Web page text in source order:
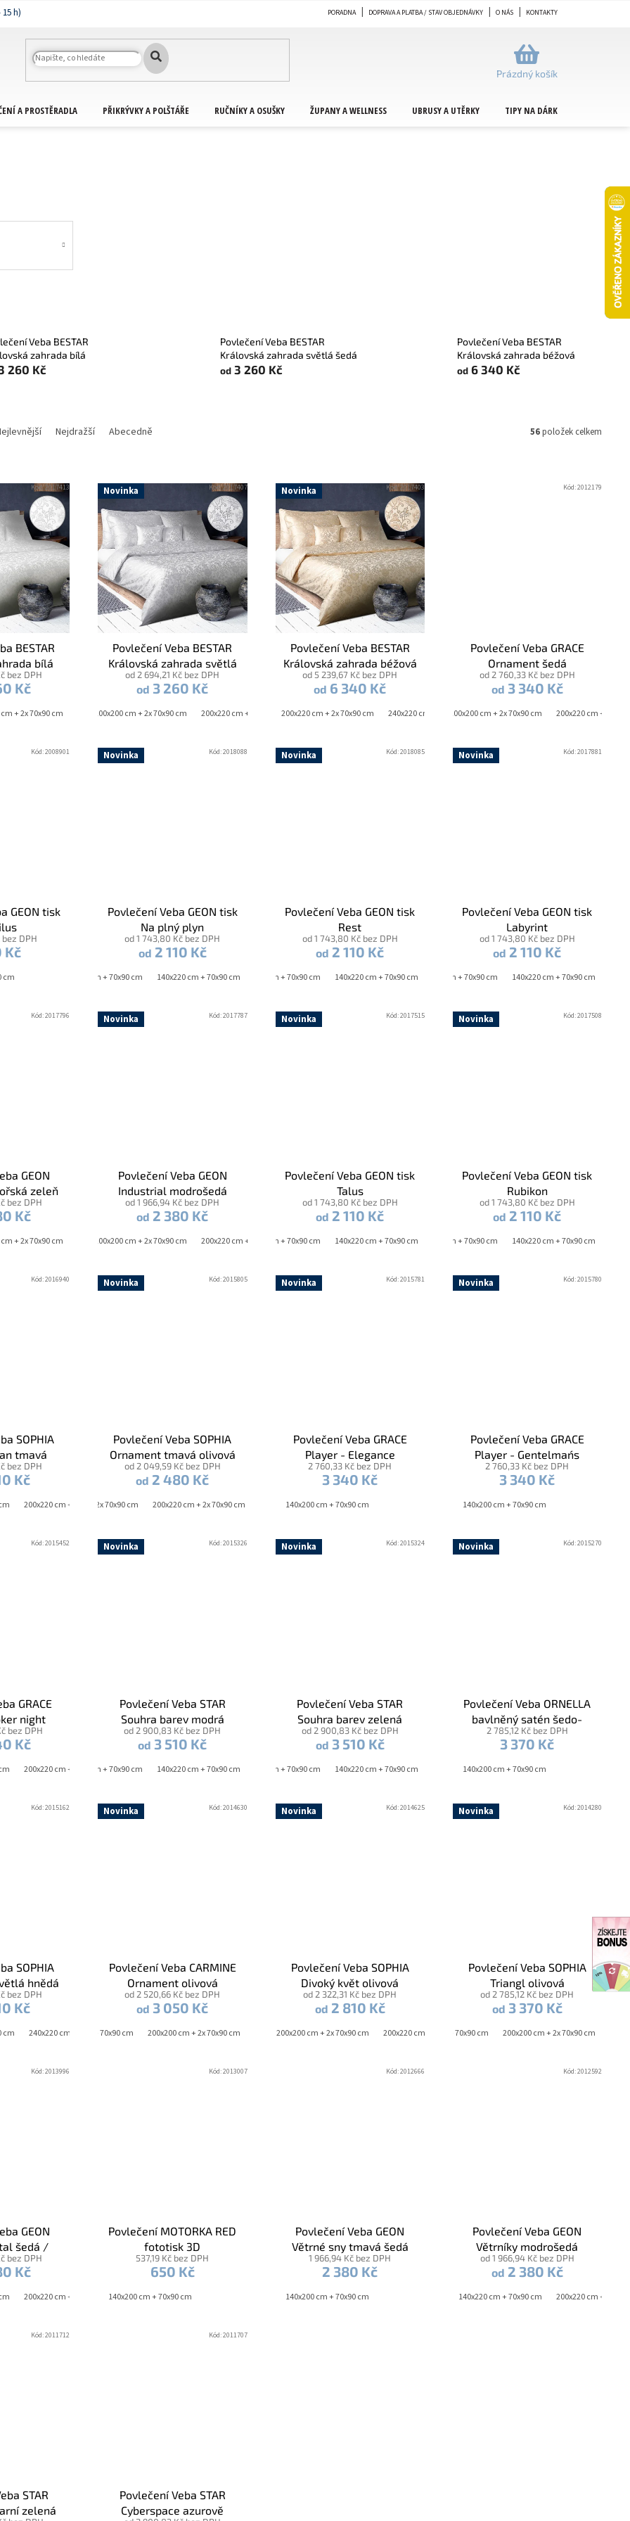
PORADNA DOPRAVA A PLATBA / STAV OBJEDNÁVKY O NÁS KONTAKTY
NÁKUPNÍ
KOŠÍK
Prázdný košík
A PROSTĚRADLA PŘIKRÝVKY A POLŠTÁŘE RUČNÍKY A OSUŠKY ŽUPANY A WELLNESS UBRUSY A UTĚRKY TIPY NA DÁRKY
Veba BESTAR
zahrada bílá
260 Kč
Povlečení Veba BESTAR
Královská zahrada světlá šedá
od 3 260 Kč
Povlečení Veba BESTAR
Královská zahrada béžová
od6 340 Kč
Nejdražší Abecedně 56položek celkem
BESTAR
bílá
bez DPH
Kč
+ 2x 70x90 cm 200x220 cm + 2x 70x90 cm
Kód:2017413 Novinka
Povlečení Veba BESTAR
Královská zahrada světlá
šedá
od 2 694,21 Kč bez DPH
od 3 260 Kč
cm + 70x90 cm 200x200 cm + 2x 70x90 cm 200x220 cm + 2x 70x90 cm 240x220 cm + 2x 70x90 cm
Kód:2017407 Novinka
Povlečení Veba BESTAR
Královská zahrada béžová
od 5 239,67 Kč bez DPH
od 6 340 Kč
200x200 cm + 2x 70x90 cm 200x220 cm + 2x 70x90 cm 240x220 cm + 2x 70x90 cm
Kód:2017403
Povlečení Veba GRACE
Ornament šedá
od 2 760,33 Kč bez DPH
od 3 340 Kč
140x200 cm + 70x90 cm 140x220 cm + 70x90 cm 200x200 cm + 2x 70x90 cm 200x220 cm + 2x
Kód:2012179
GEON tisk
DPH
Kč
cm
Kód:2008901 Novinka
Povlečení Veba GEON tisk
Na plný plyn
od 1 743,80 Kč bez DPH
od 2 110 Kč
140x200 cm + 70x90 cm 140x220 cm + 70x90 cm
Kód:2018088 Novinka
Povlečení Veba GEON tisk
Rest
od 1 743,80 Kč bez DPH
od 2 110 Kč
140x200 cm + 70x90 cm 140x220 cm + 70x90 cm
Kód:2018085 Novinka
Povlečení Veba GEON tisk
Labyrint
od 1 743,80 Kč bez DPH
od 2 110 Kč
140x200 cm + 70x90 cm 140x220 cm + 70x90 cm
Kód:2017881
GEON
zeleň
bez DPH
Kč
+ 2x 70x90 cm 240x220 cm + 2x 70x90 cm
Kód:2017796 Novinka
Povlečení Veba GEON
Industrial modrošedá
od 1 966,94 Kč bez DPH
od 2 380 Kč
cm + 70x90 cm 200x200 cm + 2x 70x90 cm 200x220 cm + 2x 70x90 cm 240x220 cm + 2x 70x90 cm
Kód:2017787 Novinka
Povlečení Veba GEON tisk
Talus
od 1 743,80 Kč bez DPH
od 2 110 Kč
140x200 cm + 70x90 cm 140x220 cm + 70x90 cm
Kód:2017515 Novinka
Povlečení Veba GEON tisk
Rubikon
od 1 743,80 Kč bez DPH
od 2 110 Kč
140x200 cm + 70x90 cm 140x220 cm + 70x90 cm
Kód:2017508
SOPHIA
tmavá
bez DPH
Kč
200x220 cm + 2x 70x90 cm 240x220 cm + 2x 70x90 cm
Kód:2016940 Novinka
Povlečení Veba SOPHIA
Ornament tmavá olivová
od 2 049,59 Kč bez DPH
od 2 480 Kč
cm 200x200 cm + 2x 70x90 cm 200x220 cm + 2x 70x90 cm 240x220 cm + 2x 70x90 cm
Kód:2015805 Novinka
Povlečení Veba GRACE
Player - Elegance
2 760,33 Kč bez DPH
3 340 Kč
140x200 cm + 70x90 cm
Kód:2015781 Novinka
Povlečení Veba GRACE
Player - Gentelman´s
game
2 760,33 Kč bez DPH
3 340 Kč
140x200 cm + 70x90 cm
Kód:2015780
GRACE
night
bez DPH
Kč
200x220 cm + 2x 70x90 cm 240x220 cm + 2x 70x90 cm
Kód:2015452 Novinka
Povlečení Veba STAR
Souhra barev modrá
od 2 900,83 Kč bez DPH
od 3 510 Kč
140x200 cm + 70x90 cm 140x220 cm + 70x90 cm
Kód:2015326 Novinka
Povlečení Veba STAR
Souhra barev zelená
od 2 900,83 Kč bez DPH
od 3 510 Kč
140x200 cm + 70x90 cm 140x220 cm + 70x90 cm
Kód:2015324 Novinka
Povlečení Veba ORNELLA
bavlněný satén šedo-
stříbrná
2 785,12 Kč bez DPH
3 370 Kč
140x200 cm + 70x90 cm
Kód:2015270
SOPHIA
hnědá
bez DPH
Kč
cm 240x220 cm + 2x 70x90 cm
Kód:2015162 Novinka
Povlečení Veba CARMINE
Ornament olivová
od 2 520,66 Kč bez DPH
od 3 050 Kč
70x90 cm 140x220 cm + 70x90 cm 200x200 cm + 2x 70x90 cm 200x220 cm + 2x 70x90 cm
Kód:2014630 Novinka
Povlečení Veba SOPHIA
Divoký květ olivová
od 2 322,31 Kč bez DPH
od 2 810 Kč
140x200 cm + 70x90 cm 200x200 cm + 2x 70x90 cm 200x220 cm + 2x 70x90 cm
Kód:2014625 Novinka
Povlečení Veba SOPHIA
Triangl olivová
od 2 785,12 Kč bez DPH
od 3 370 Kč
140x200 cm + 70x90 cm 140x220 cm + 70x90 cm 200x200 cm + 2x 70x90 cm
Kód:2014280
GEON
šedá /
bez DPH
Kč
200x220 cm + 2x 70x90 cm 240x220 cm + 2x 70x90 cm
Kód:2013996
Povlečení MOTORKA RED
fototisk 3D
537,19 Kč bez DPH
650 Kč
140x200 cm + 70x90 cm
Kód:2013007
Povlečení Veba GEON
Větrné sny tmavá šedá
1 966,94 Kč bez DPH
2 380 Kč
140x200 cm + 70x90 cm
Kód:2012666
Povlečení Veba GEON
Větrníky modrošedá
od 1 966,94 Kč bez DPH
od 2 380 Kč
140x200 cm + 70x90 cm 140x220 cm + 70x90 cm 200x220 cm + 2x
Kód:2012592
STAR
zelená
Kód:2011712
Povlečení Veba STAR
Cyberspace azurově
Kód:2011707